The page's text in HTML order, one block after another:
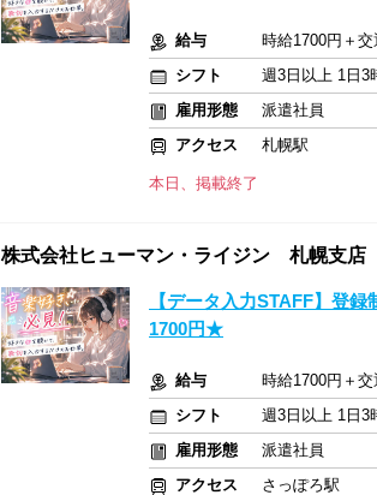
給与
時給1700円＋
シフト
週3日以上 1日3
雇用形態
派遣社員
アクセス
札幌駅
本日、掲載終了
株式会社ヒューマン・ライジン 札幌支店
【データ入力STAFF】登
1700円★
給与
時給1700円＋
シフト
週3日以上 1日3
雇用形態
派遣社員
アクセス
さっぽろ駅